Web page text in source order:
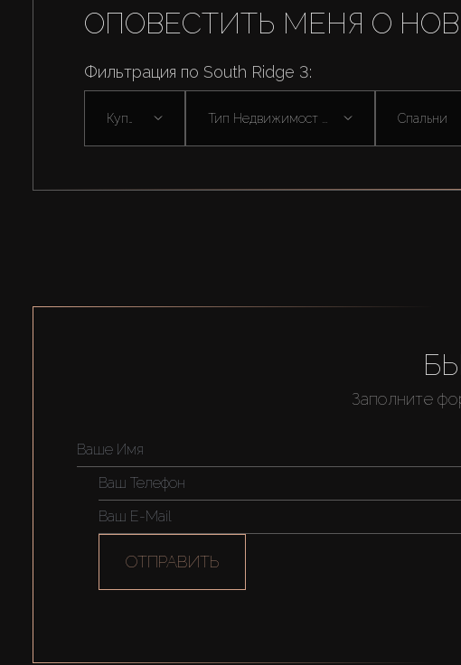
ОПОВЕСТИТЬ МЕНЯ О
Фильтрация по South Ridge 3:
Тип Недвижимост ... Спальни
Заполните
ОТПРАВИТЬ